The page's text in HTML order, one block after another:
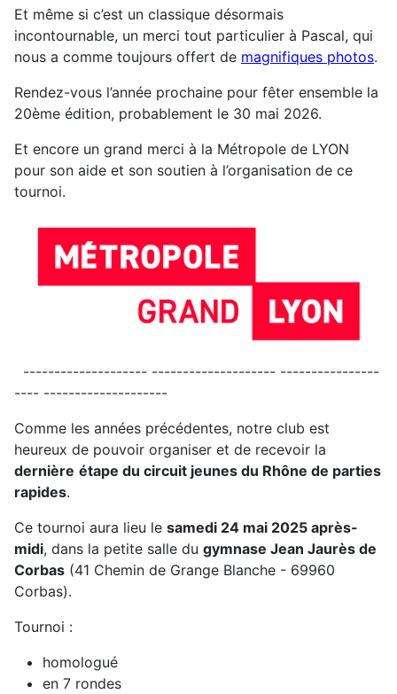
Et même si c’est un classique désormais
incontournable, un merci tout particulier à Pascal, qui
nous a comme toujours offert de magnifiques photos.
Rendez-vous l’année prochaine pour fêter ensemble la
20ème édition, probablement le 30 mai 2026.
Et encore un grand merci à la Métropole de LYON
pour son aide et son soutien à l’organisation de ce
tournoi.
-------------------- -------------------- ----------------
---- --------------------
Comme les années précédentes, notre club est
heureux de pouvoir organiser et de recevoir la
dernière étape du circuit jeunes du Rhône de parties
rapides.
Ce tournoi aura lieu le samedi 24 mai 2025 après-
midi, dans la petite salle du gymnase Jean Jaurès de
Corbas (41 Chemin de Grange Blanche - 69960
Corbas).
Tournoi :
homologué
en 7 rondes